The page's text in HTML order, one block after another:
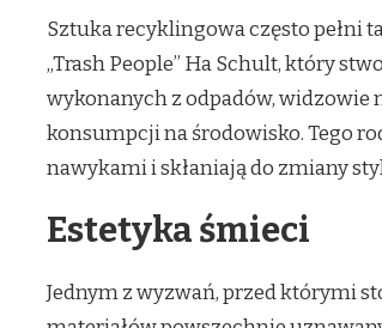
Sztuka recyklingowa często pełni
„Trash People” Ha Schult, który
wykonanych z odpadów, widzowie
konsumpcji na środowisko. Tego
nawykami i skłaniają do zmiany
Estetyka śmieci
Jednym z wyzwań, przed którymi